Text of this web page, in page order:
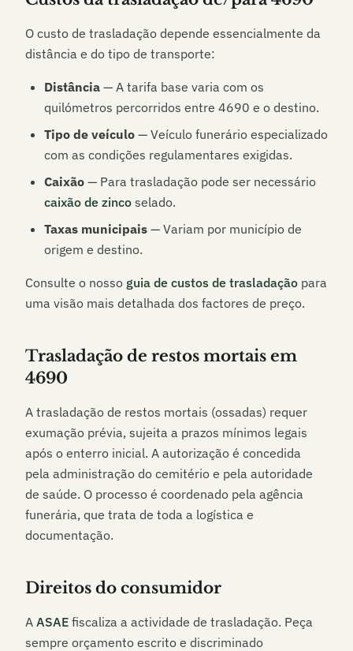
O custo de trasladação depende essencialmente da
distância e do tipo de transporte:
Distância — A tarifa base varia com os
quilómetros percorridos entre 4690 e o destino.
Tipo de veículo — Veículo funerário especializado
com as condições regulamentares exigidas.
Caixão — Para trasladação pode ser necessário
caixão de zinco selado.
Taxas municipais — Variam por município de
origem e destino.
Consulte o nosso guia de custos de trasladação para
uma visão mais detalhada dos factores de preço.
Trasladação de restos mortais em
4690
A trasladação de restos mortais (ossadas) requer
exumação prévia, sujeita a prazos mínimos legais
após o enterro inicial. A autorização é concedida
pela administração do cemitério e pela autoridade
de saúde. O processo é coordenado pela agência
funerária, que trata de toda a logística e
documentação.
Direitos do consumidor
A ASAE fiscaliza a actividade de trasladação. Peça
sempre orçamento escrito e discriminado